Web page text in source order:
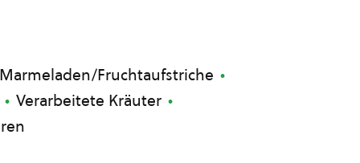
Marmeladen/Fruchtaufstriche
Verarbeitete Kräuter